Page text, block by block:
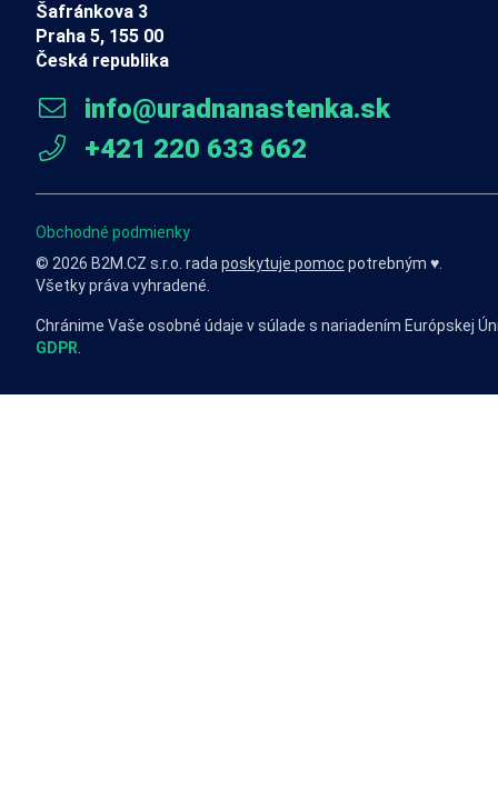
Šafránkova 3
Praha 5, 155 00
Česká republika
info@uradnanastenka.sk
+421 220 633 662
Obchodné podmienky
© 2026 B2M.CZ s.r.o. rada poskytuje pomoc potrebným ♥️.
Všetky práva vyhradené.
Chránime Vaše osobné údaje v súlade s nariadením Európskej
GDPR